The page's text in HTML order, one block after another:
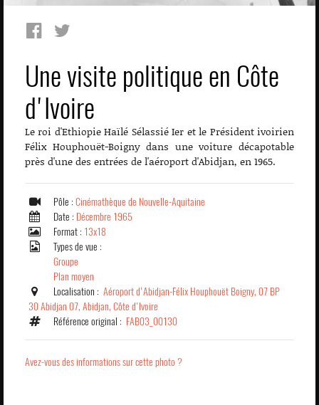
Une visite politique en Côte
d'Ivoire
Le roi d'Ethiopie Haïlé Sélassié Ier et le Président ivoirien
Félix Houphouët-Boigny dans une voiture décapotable
près d'une des entrées de l'aéroport d'Abidjan, en 1965.
Pôle : Cinémathèque de Nouvelle-Aquitaine
Date : Décembre 1965
Format : 13x18
Types de vue :
Groupe
Plan moyen
Localisation : Aéroport d'Abidjan-Félix Houphouët Boigny, 07 BP
30 Abidjan 07, Abidjan, Côte d'Ivoire
Référence original : FAB03_00130
Avez-vous des informations sur cette photo ?